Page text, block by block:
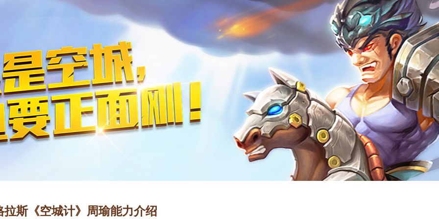
拉斯《空城计》周瑜能力介绍